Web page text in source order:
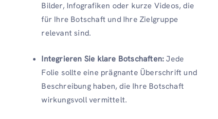
Bilder, Infografiken oder kurze Videos, die
für Ihre Botschaft und Ihre Zielgruppe
relevant sind.
Integrieren Sie klare Botschaften:Jede
Folie sollte eine prägnante Überschrift und
Beschreibung haben, die Ihre Botschaft
wirkungsvoll vermittelt.